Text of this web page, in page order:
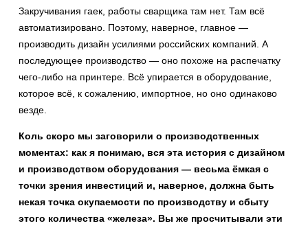
Закручивания гаек, работы сварщика там нет. Там всё
автоматизировано. Поэтому, наверное, главное —
производить дизайн усилиями российских компаний. А
последующее производство — оно похоже на распечатку
чего-либо на принтере. Всё упирается в оборудование,
которое всё, к сожалению, импортное, но оно одинаково
везде.
Коль скоро мы заговорили о производственных
моментах: как я понимаю, вся эта история с дизайном
и производством оборудования — весьма ёмкая с
точки зрения инвестиций и, наверное, должна быть
некая точка окупаемости по производству и сбыту
этого количества «железа». Вы же просчитывали эти